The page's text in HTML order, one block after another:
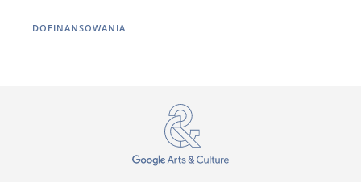
DOFINANSOWANIA